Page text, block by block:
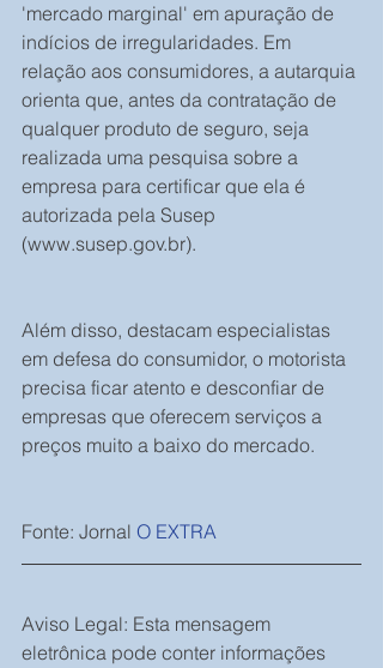
'mercado marginal' em apuração de
indícios de irregularidades. Em
relação aos consumidores, a autarquia
orienta que, antes da contratação de
qualquer produto de seguro, seja
realizada uma pesquisa sobre a
empresa para certificar que ela é
autorizada pela Susep
(www.susep.gov.br).
Além disso, destacam especialistas
em defesa do consumidor, o motorista
precisa ficar atento e desconfiar de
empresas que oferecem serviços a
preços muito a baixo do mercado.
Fonte: Jornal O EXTRA
Aviso Legal: Esta mensagem
eletrônica pode conter informações